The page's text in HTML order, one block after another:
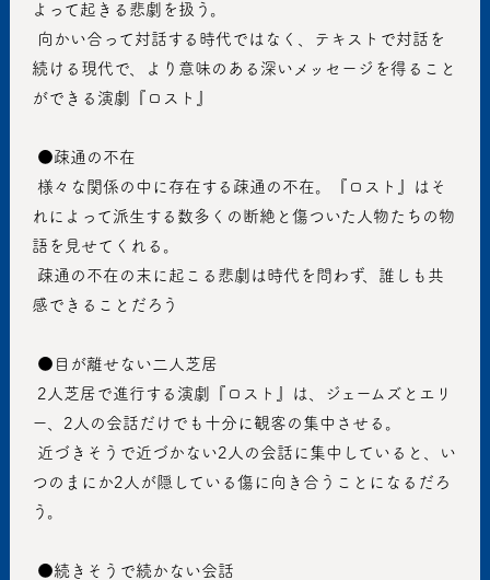
よって起きる悲劇を扱う。
続ける現代で、より意味のある深いメッセージを得ること
ができる演劇『ロスト』
●疎通の不在
れによって派生する数多くの断絶と傷ついた人物たちの物
語を見せてくれる。
感できることだろう
●目が離せない二人芝居
ー、2人の会話だけでも十分に観客の集中させる。
つのまにか2人が隠している傷に向き合うことになるだろ
う。
●続きそうで続かない会話